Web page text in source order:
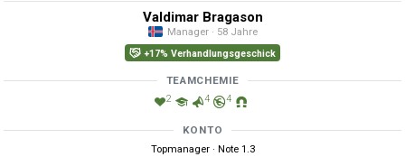
Valdimar Bragason
Manager · 58 Jahre
+17% Verhandlungsgeschick
TEAMCHEMIE
2 4 4
KONTO
Topmanager · Note 1.3